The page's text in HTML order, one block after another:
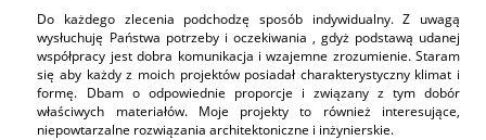
Do każdego zlecenia podchodzę sposób indywidualny. Z uwagą
wysłuchuję Państwa potrzeby i oczekiwania , gdyż podstawą udanej
współpracy jest dobra komunikacja i wzajemne zrozumienie. Staram
się aby każdy z moich projektów posiadał charakterystyczny klimat i
formę. Dbam o odpowiednie proporcje i związany z tym dobór
właściwych materiałów. Moje projekty to również interesujące,
niepowtarzalne rozwiązania architektoniczne i inżynierskie.